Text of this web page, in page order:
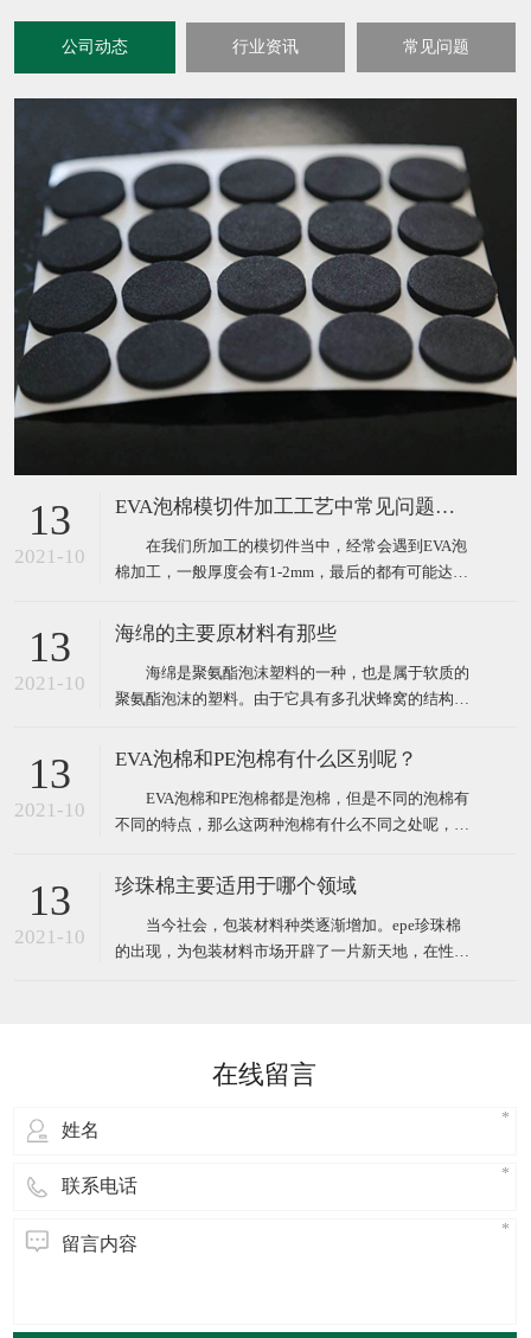
公司动态 行业资讯 常见问题
13
2021-10
EVA泡棉模切件加工工艺中常见问题分析
在我们所加工的模切件当中，经常会遇到EVA泡
棉加工，一般厚度会有1-2mm，最后的都有可能达到
肯定会遇到很多这样或那样的问题。那么我们经常遇
程中容易出现斜边（圆刀模切斜边更大）； 2、
这些
13
2021-10
海绵的主要原材料有那些
海绵是聚氨酯泡沫塑料的一种，也是属于软质的
聚氨酯泡沫的塑料。由于它具有多孔状蜂窝的结构，
的特点，正是由于这些特点，让其能够被广泛的用于
主要原材料： 1、有机异氰酸酯：最常用的是甲
笨二异氰酸酯
13
2021-10
EVA泡棉和PE泡棉有什么区别呢？
EVA泡棉和PE泡棉都是泡棉，但是不同的泡棉有
不同的特点，那么这两种泡棉有什么不同之处呢，下
塑料包装材料，EVA橡塑制品经过设计加工成形，其
材料，相对于传统防震包装，EVA泡棉可以切割、成
型;还
13
2021-10
珍珠棉主要适用于哪个领域
当今社会，包装材料种类逐渐增加。epe珍珠棉
的出现，为包装材料市场开辟了一片新天地，在性能
在线留言